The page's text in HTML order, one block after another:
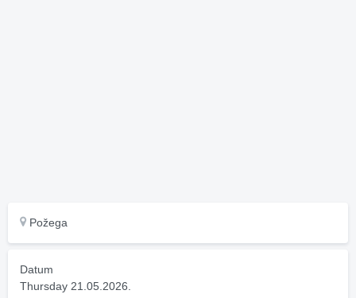
Požega
Datum
Thursday 21.05.2026.